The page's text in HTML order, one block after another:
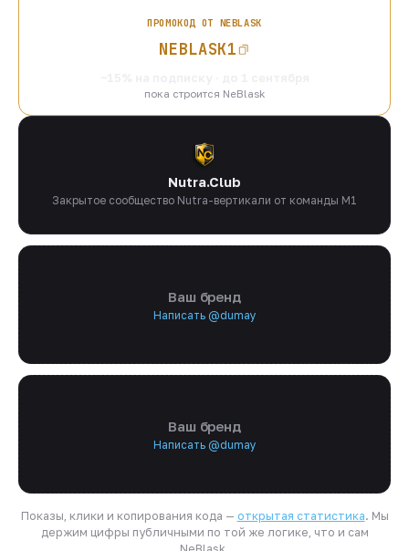
ПРОМОКОД ОТ NEBLASK
NEBLASK1
пока строится NeBlask
Nutra.Club
Закрытое сообщество Nutra-вертикали от команды M1
Ваш бренд
Написать @dumay
Ваш бренд
Написать @dumay
Показы, клики и копирования кода — открытая статистика. Мы
держим цифры публичными по той же логике, что и сам